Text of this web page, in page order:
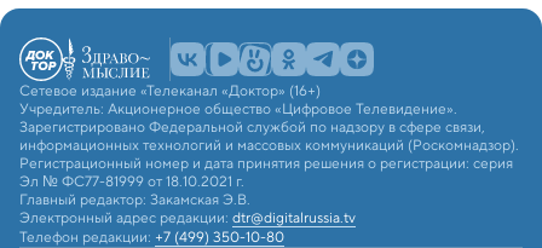
Сетевое издание «Телеканал «Доктор» (16+)
Учредитель: Акционерное общество «Цифровое Телевидение».
Зарегистрировано Федеральной службой по надзору в сфере связи,
информационных технологий и массовых коммуникаций (Роскомнадзор).
Регистрационный номер и дата принятия решения о регистрации: серия
Эл № ФС77-81999 от 18.10.2021 г.
Главный редактор: Закамская Э.В.
Электронный адрес редакции: dtr@digitalrussia.tv
Телефон редакции: +7 (499) 350-10-80